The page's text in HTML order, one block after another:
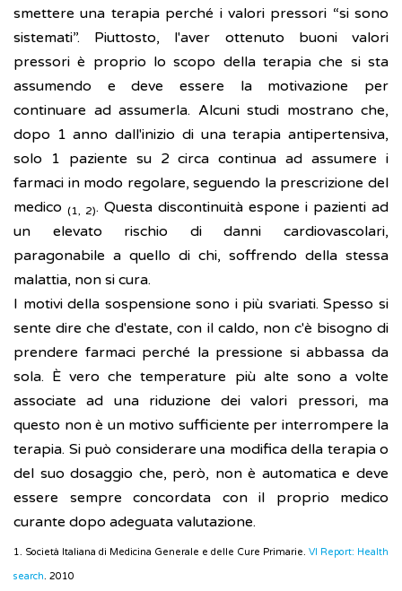
smettere una terapia perché i valori pressori “si sono
sistemati”. Piuttosto, l'aver ottenuto buoni valori
pressori è proprio lo scopo della terapia che si sta
assumendo e deve essere la motivazione per
continuare ad assumerla. Alcuni studi mostrano che,
dopo 1 anno dall'inizio di una terapia antipertensiva,
solo 1 paziente su 2 circa continua ad assumere i
farmaci in modo regolare, seguendo la prescrizione del
medico (1, 2). Questa discontinuità espone i pazienti ad
un elevato rischio di danni cardiovascolari,
paragonabile a quello di chi, soffrendo della stessa
malattia, non si cura.
I motivi della sospensione sono i più svariati. Spesso si
sente dire che d'estate, con il caldo, non c'è bisogno di
prendere farmaci perché la pressione si abbassa da
sola. È vero che temperature più alte sono a volte
associate ad una riduzione dei valori pressori, ma
questo non è un motivo sufficiente per interrompere la
terapia. Si può considerare una modifica della terapia o
del suo dosaggio che, però, non è automatica e deve
essere sempre concordata con il proprio medico
curante dopo adeguata valutazione.
1. Società Italiana di Medicina Generale e delle Cure Primarie. VI Report: Health
search. 2010